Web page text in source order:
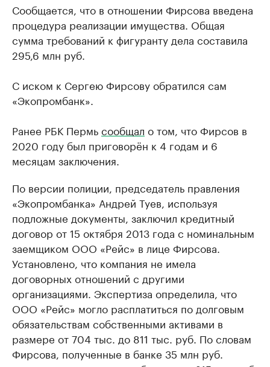
Сообщается, что в отношении Фирсова введена
процедура реализации имущества. Общая
сумма требований к фигуранту дела составила
295,6 млн руб.
С иском к Сергею Фирсову обратился сам
«Экопромбанк».
Ранее РБК Пермьсообщал о том, что Фирсов в
2020 году был приговорён к 4 годам и 6
месяцам заключения.
По версии полиции, председатель правления
«Экопромбанка» Андрей Туев, используя
подложные документы, заключил кредитный
договор от 15 октября 2013 года с номинальным
заемщиком ООО «Рейс» в лице Фирсова.
Установлено, что компания не имела
договорных отношений с другими
организациями. Экспертиза определила, что
ООО «Рейс» могло расплатиться по долговым
обязательствам собственными активами в
размере от 704 тыс. до 811 тыс. руб. По словам
Фирсова, полученные в банке 35 млн руб.